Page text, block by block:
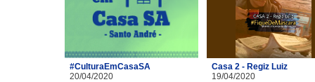
#CulturaEmCasaSA
20/04/2020
Casa 2 - Regiz Luiz
19/04/2020